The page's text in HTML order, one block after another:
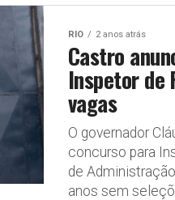
RIO 2 anos atrás
Castro
Inspetor de
vagas
O governador
concurso para
de
anos sem